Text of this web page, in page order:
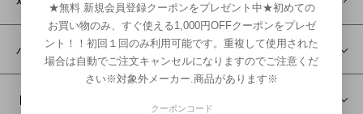
バリカン/トリマー
ドライヤー/ヘアアイロン
★無料 新規会員登録クーポンをプレゼント中★初めての
お買い物のみ、すぐ使える1,000円OFFクーポンをプレゼ
ント！！初回１回のみ利用可能です。重複して使用された
場合は自動でご注文キャンセルになりますのでご注意くだ
さい※対象外メーカー.商品があります※
クーポンコード